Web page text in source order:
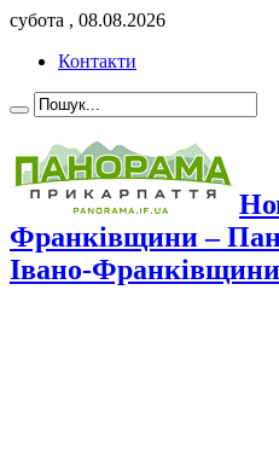
субота , 08.08.2026
Контакти
Франківщини –
Івано-